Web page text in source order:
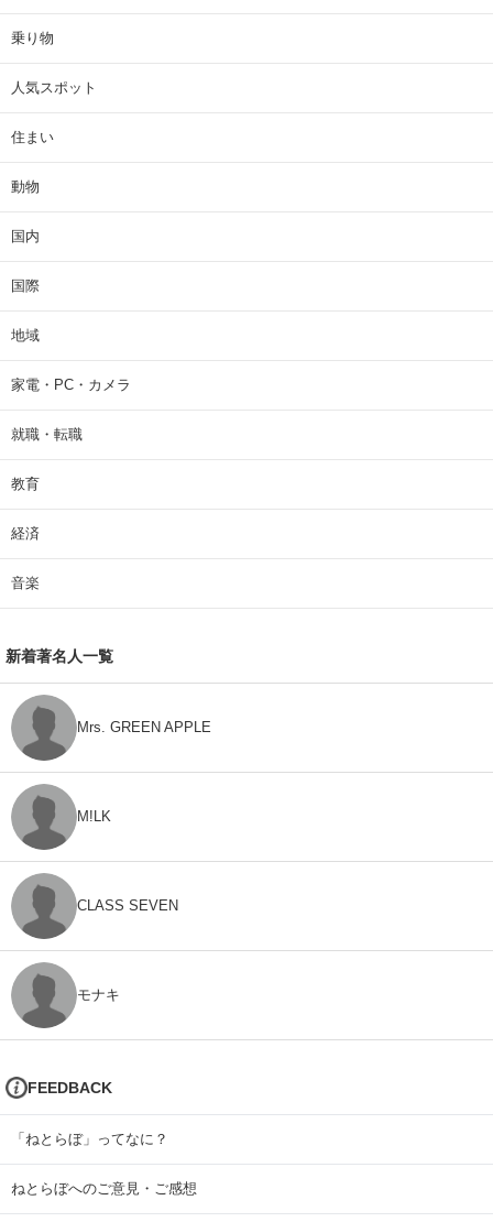
乗り物
人気スポット
住まい
動物
国内
国際
地域
家電・PC・カメラ
就職・転職
教育
経済
音楽
新着著名人一覧
Mrs. GREEN APPLE
M!LK
CLASS SEVEN
モナキ
FEEDBACK
「ねとらぼ」ってなに？
ねとらぼへのご意見・ご感想